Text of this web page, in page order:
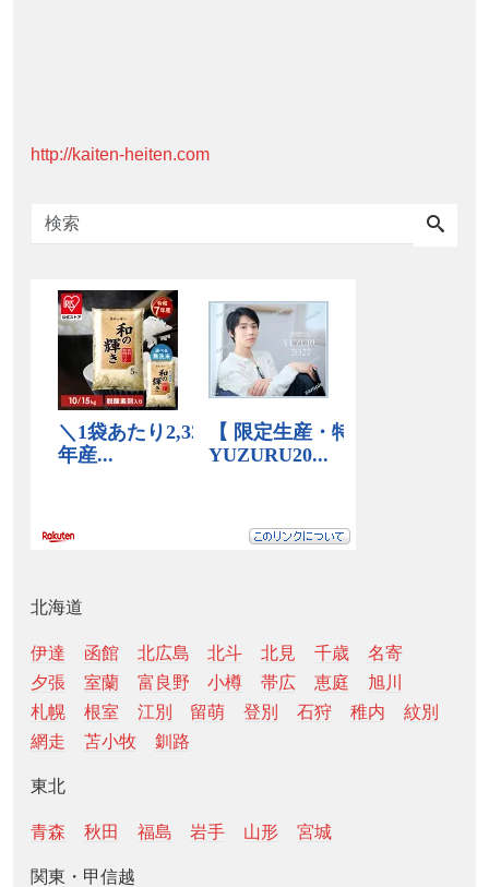
http://kaiten-heiten.com
北海道
伊達 函館 北広島 北斗 北見 千歳
名寄
夕張
室蘭 富良野 小樽 帯広 恵庭
旭川
札幌
根室 江別 留萌 登別 石狩 稚内
紋別
網走
苫小牧 釧路
東北
青森 秋田 福島 岩手 山形 宮城
関東・甲信越